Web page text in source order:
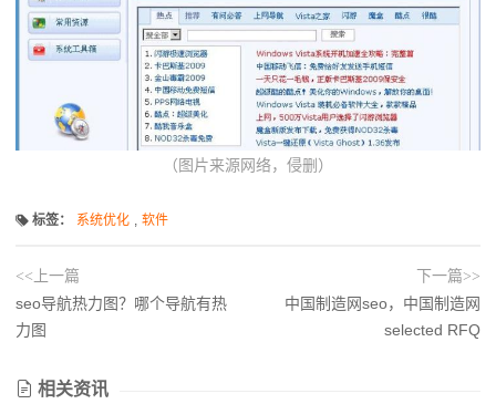
（图片来源网络，侵删）
标签： 系统优化 软件
<<上一篇
seo导航热力图？哪个导航有热
力图
下一篇>>
中国制造网seo，中国制造网
selected RFQ
相关资讯